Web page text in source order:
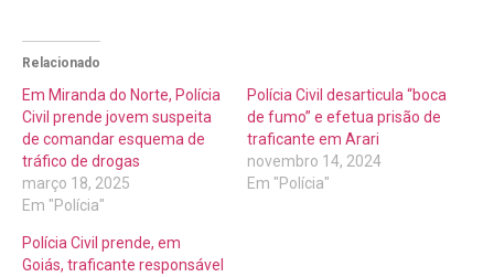
Relacionado
Em Miranda do Norte, Polícia
Civil prende jovem suspeita
de comandar esquema de
tráfico de drogas
março 18, 2025
Em "Polícia"
Polícia Civil desarticula “boca
de fumo” e efetua prisão de
traficante em Arari
novembro 14, 2024
Em "Polícia"
Polícia Civil prende, em
Goiás, traficante responsável